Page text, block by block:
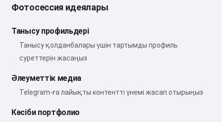
Фотосессия идеялары
Танысу профильдері
Танысу қолданбалары үшін тартымды профиль
суреттерін жасаңыз
Әлеуметтік медиа
Telegram-ға лайықты контентті үнемі жасап отырыңыз
Кәсіби портфолио